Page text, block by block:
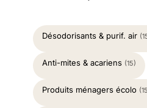
Désodorisants & purif. air
Anti-mites & acariens (15)
Produits ménagers écolo